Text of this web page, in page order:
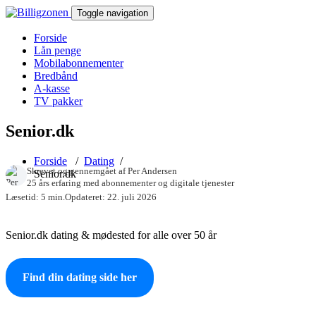
Toggle navigation
Forside
Lån penge
Mobilabonnementer
Bredbånd
A-kasse
TV pakker
Senior.dk
Forside / Dating /
Senior.dk
Skrevet og gennemgået afPer Andersen
25 års erfaring med abonnementer og digitale tjenester
Læsetid: 5 min. Opdateret: 22. juli 2026
Senior.dk dating & mødested for alle over 50 år
Find din dating side her